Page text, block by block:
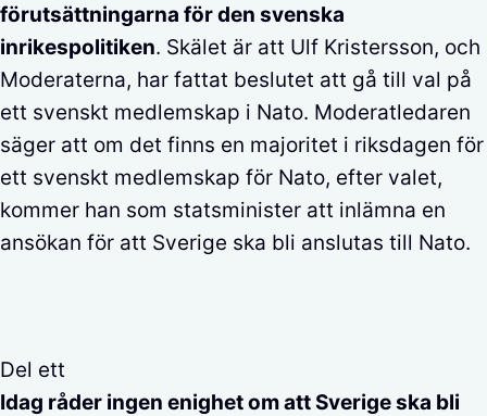
förutsättningarna för den svenska
inrikespolitiken. Skälet är att Ulf Kristersson, och
Moderaterna, har fattat beslutet att gå till val på
ett svenskt medlemskap i Nato. Moderatledaren
säger att om det finns en majoritet i riksdagen för
ett svenskt medlemskap för Nato, efter valet,
kommer han som statsminister att inlämna en
ansökan för att Sverige ska bli anslutas till Nato.
Del ett
Idag råder ingen enighet om att Sverige ska bli